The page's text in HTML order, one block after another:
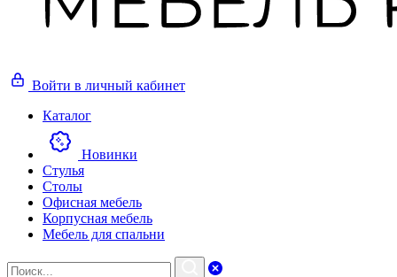
Войти в личный кабинет
Каталог
Новинки
Стулья
Столы
Офисная мебель
Корпусная мебель
Мебель для спальни